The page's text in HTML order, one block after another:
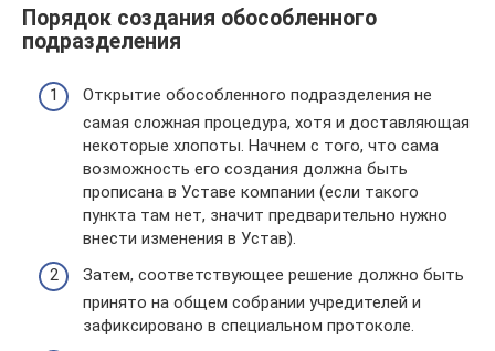
Порядок создания обособленного
подразделения
Открытие обособленного подразделения не
самая сложная процедура, хотя и доставляющая
некоторые хлопоты. Начнем с того, что сама
возможность его создания должна быть
прописана в Уставе компании (если такого
пункта там нет, значит предварительно нужно
внести изменения в Устав).
Затем, соответствующее решение должно быть
принято на общем собрании учредителей и
зафиксировано в специальном протоколе.